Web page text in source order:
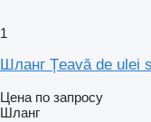
1
Шланг Țeavă de ulei
Цена по запросу
Шланг